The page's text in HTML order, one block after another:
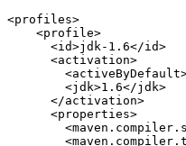
<profiles>
    <profile>
<id>jdk-1.6</
      <activation>
<jdk>1.6</
</
      <properties>